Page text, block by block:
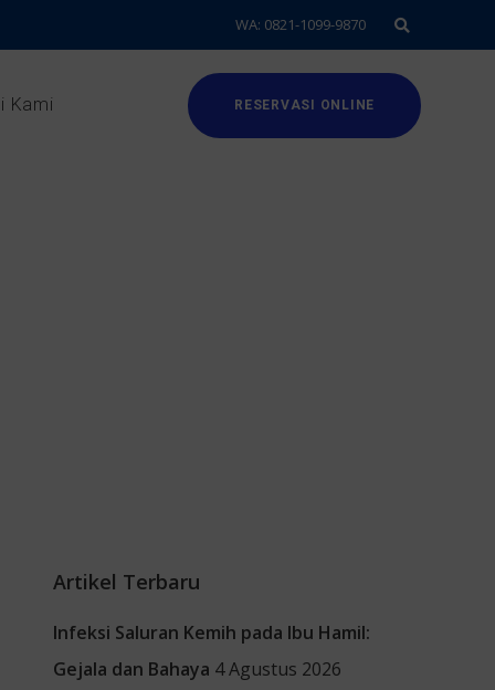
WA: 0821-1099-9870
Kami RESERVASI ONLINE
Artikel Terbaru
Infeksi Saluran Kemih pada Ibu Hamil:
Gejala dan Bahaya 4 Agustus 2026